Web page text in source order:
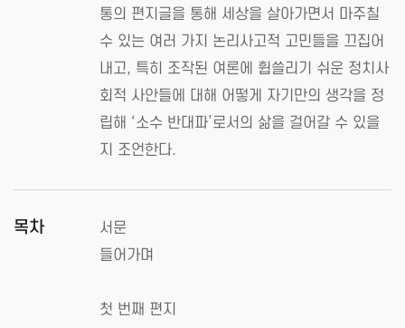
통의 편지글을 통해 세상을 살아가면서 마주칠
수 있는 여러 가지 논리사고적 고민들을 끄집어
내고, 특히 조작된 여론에 휩쓸리기 쉬운 정치사
회적 사안들에 대해 어떻게 자기만의 생각을 정
립해 ‘소수 반대파’로서의 삶을 걸어갈 수 있을
지 조언한다.
목차
서문
들어가며
첫 번째 편지